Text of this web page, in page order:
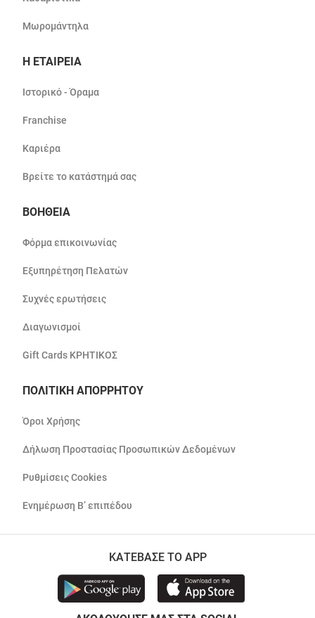
Μωρομάντηλα
Η ΕΤΑΙΡΕΙΑ
Ιστορικό - Όραμα
Franchise
Καριέρα
Βρείτε το κατάστημά σας
ΒΟΗΘΕΙΑ
Φόρμα επικοινωνίας
Εξυπηρέτηση Πελατών
Συχνές ερωτήσεις
Διαγωνισμοί
Gift Cards ΚΡΗΤΙΚΟΣ
ΠΟΛΙΤΙΚΗ ΑΠΟΡΡΗΤΟΥ
Όροι Χρήσης
Δήλωση Προστασίας Προσωπικών Δεδομένων
Ρυθμίσεις Cookies
Ενημέρωση Β’ επιπέδου
ΚΑΤΕΒΑΣΕ ΤΟ APP